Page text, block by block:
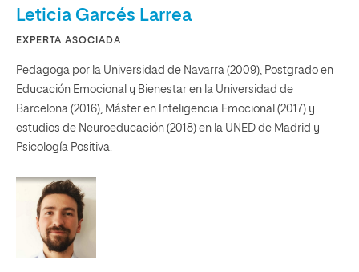
Leticia Garcés Larrea
EXPERTA ASOCIADA
Pedagoga por la Universidad de Navarra (2009), Postgrado en
Educación Emocional y Bienestar en la Universidad de
Barcelona (2016), Máster en Inteligencia Emocional (2017) y
estudios de Neuroeducación (2018) en la UNED de Madrid y
Psicología Positiva.